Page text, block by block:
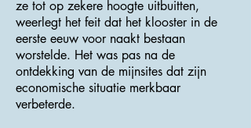
ze tot op zekere hoogte uitbuitten,
weerlegt het feit dat het klooster in de
eerste eeuw voor naakt bestaan ​​
worstelde. Het was pas na de
ontdekking van de mijnsites dat zijn
economische situatie merkbaar
verbeterde.